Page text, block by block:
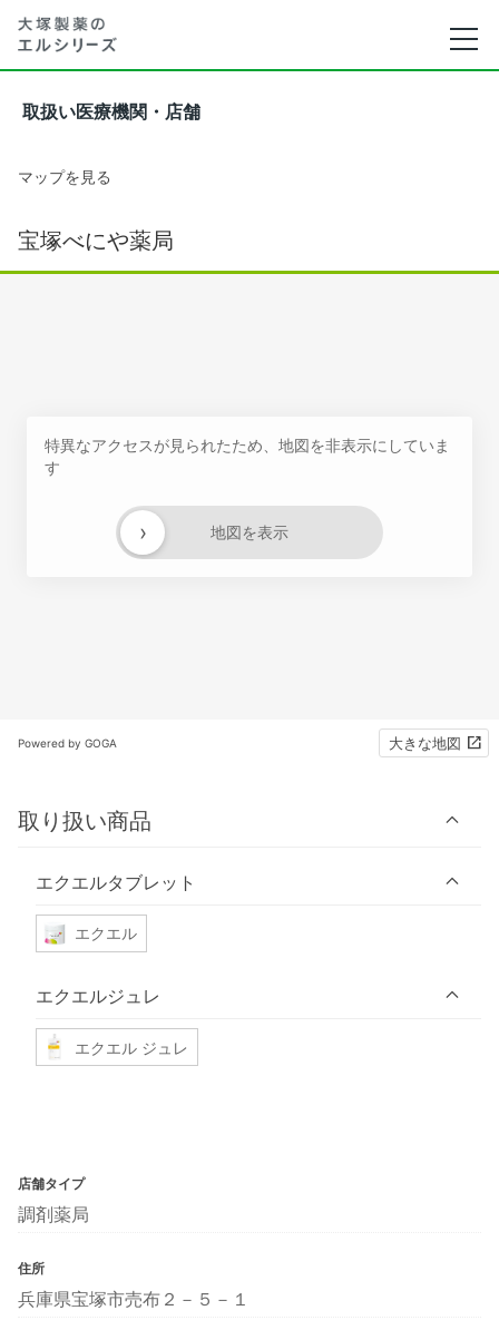
取扱い医療機関・店舗
マップを見る
宝塚べにや薬局
特異なアクセスが見られたため、地図を非表示にしていま
す
地図を表示
›
Powered by GOGA 大きな地図
取り扱い商品
エクエルタブレット
エクエル
エクエルジュレ
エクエル ジュレ
店舗タイプ
調剤薬局
住所
兵庫県宝塚市売布２－５－１